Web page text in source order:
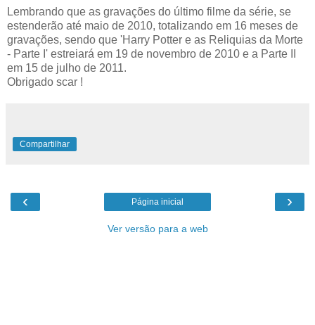
Lembrando que as gravações do último filme da série, se
estenderão até maio de 2010, totalizando em 16 meses de
gravações, sendo que 'Harry Potter e as Reliquias da Morte
- Parte I' estreiará em 19 de novembro de 2010 e a Parte II
em 15 de julho de 2011.
Obrigado scar !
Compartilhar
‹ ›
Página inicial
Ver versão para a web